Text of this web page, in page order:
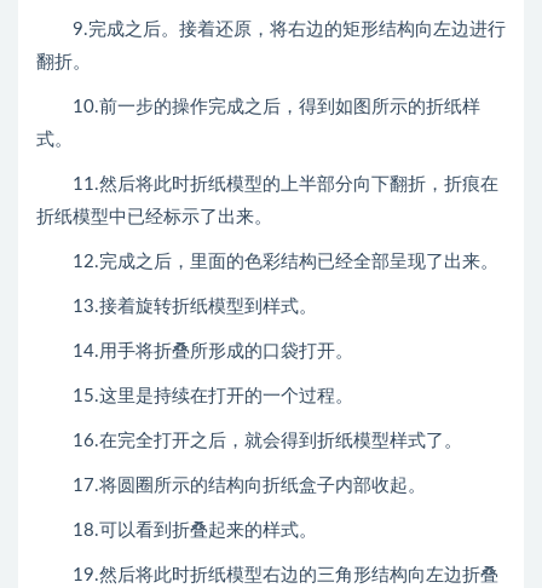
9.完成之后。接着还原，将右边的矩形结构向左边进行
翻折。
10.前一步的操作完成之后，得到如图所示的折纸样
式。
11.然后将此时折纸模型的上半部分向下翻折，折痕在
折纸模型中已经标示了出来。
12.完成之后，里面的色彩结构已经全部呈现了出来。
13.接着旋转折纸模型到样式。
14.用手将折叠所形成的口袋打开。
15.这里是持续在打开的一个过程。
16.在完全打开之后，就会得到折纸模型样式了。
17.将圆圈所示的结构向折纸盒子内部收起。
18.可以看到折叠起来的样式。
19.然后将此时折纸模型右边的三角形结构向左边折叠